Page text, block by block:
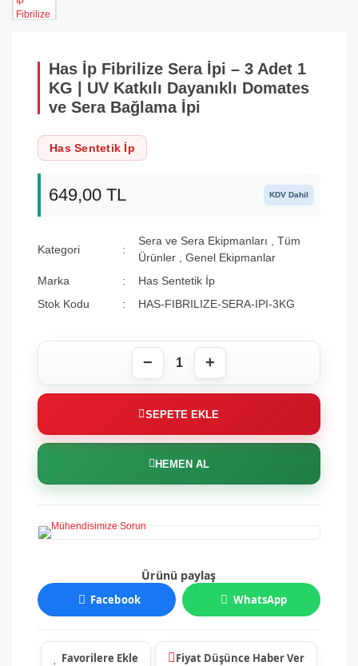
Has İp Fibrilize Sera İpi – 3 Adet 1
KG | UV Katkılı Dayanıklı Domates
ve Sera Bağlama İpi
Has Sentetik İp
649,00 TL KDV Dahil
Kategori
Sera ve Sera Ekipmanları ,Tüm
Ürünler
,Genel Ekipmanlar
Marka
Has Sentetik İp
Stok Kodu
HAS-FIBRILIZE-SERA-IPI-3KG
SEPETE EKLE
HEMEN AL
Ürünü paylaş
Facebook WhatsApp
Fiyat Düşünce Haber Ver